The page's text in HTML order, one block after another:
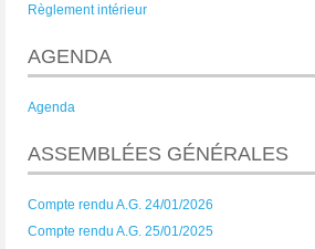
Règlement intérieur
AGENDA
Agenda
ASSEMBLÉES GÉNÉRALES
Compte rendu A.G. 24/01/2026
Compte rendu A.G. 25/01/2025